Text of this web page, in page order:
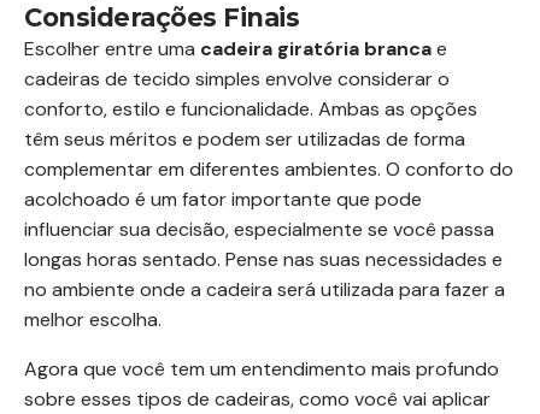
Considerações Finais
Escolher entre uma cadeira giratória brancae
cadeiras de tecido simples envolve considerar o
conforto, estilo e funcionalidade. Ambas as opções
têm seus méritos e podem ser utilizadas de forma
complementar em diferentes ambientes. O conforto do
acolchoado é um fator importante que pode
influenciar sua decisão, especialmente se você passa
longas horas sentado. Pense nas suas necessidades e
no ambiente onde a cadeira será utilizada para fazer a
melhor escolha.
Agora que você tem um entendimento mais profundo
sobre esses tipos de cadeiras, como você vai aplicar